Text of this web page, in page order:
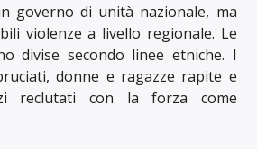
governo di unità nazionale, ma
violenze a livello regionale. Le
divise secondo linee etniche. I
donne e ragazze rapite e
reclutati con la forza come